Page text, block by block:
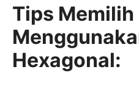
Tips Memilih
Hexagonal: